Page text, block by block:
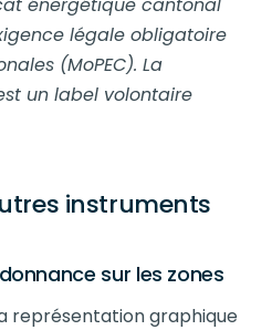
légale obligatoire
(MoPEC). La
un label volontaire
instruments
sur les zones
représentation graphique